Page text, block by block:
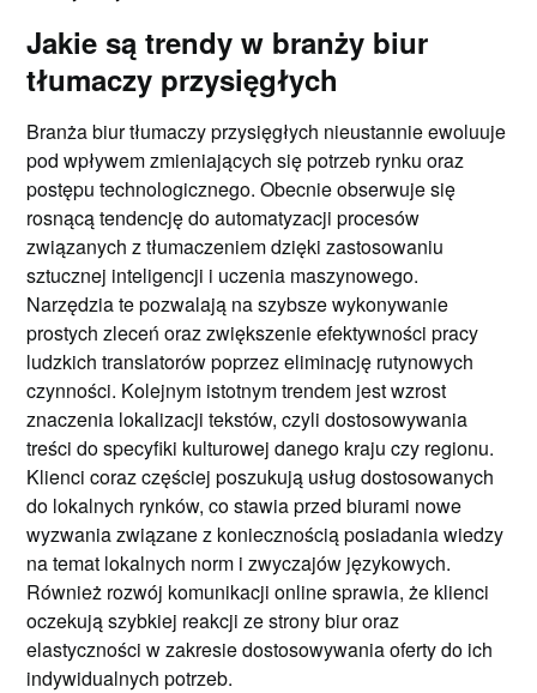
Jakie są trendy w branży biur
tłumaczy przysięgłych
Branża biur tłumaczy przysięgłych nieustannie ewoluuje
pod wpływem zmieniających się potrzeb rynku oraz
postępu technologicznego. Obecnie obserwuje się
rosnącą tendencję do automatyzacji procesów
związanych z tłumaczeniem dzięki zastosowaniu
sztucznej inteligencji i uczenia maszynowego.
Narzędzia te pozwalają na szybsze wykonywanie
prostych zleceń oraz zwiększenie efektywności pracy
ludzkich translatorów poprzez eliminację rutynowych
czynności. Kolejnym istotnym trendem jest wzrost
znaczenia lokalizacji tekstów, czyli dostosowywania
treści do specyfiki kulturowej danego kraju czy regionu.
Klienci coraz częściej poszukują usług dostosowanych
do lokalnych rynków, co stawia przed biurami nowe
wyzwania związane z koniecznością posiadania wiedzy
na temat lokalnych norm i zwyczajów językowych.
Również rozwój komunikacji online sprawia, że klienci
oczekują szybkiej reakcji ze strony biur oraz
elastyczności w zakresie dostosowywania oferty do ich
indywidualnych potrzeb.